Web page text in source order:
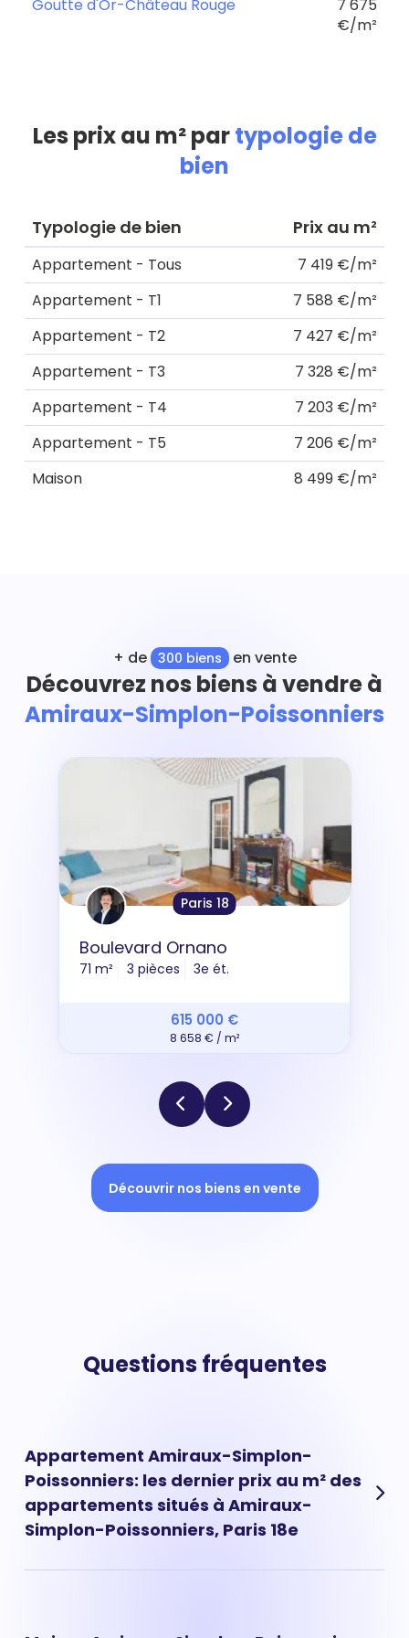
Goutte d'Or-Château Rouge
7 675
€/m²
Les prix au m² partypologie de
bien
Typologie de bien Prix au m²
Appartement - Tous
7 419 €/m²
Appartement - T1
7 588 €/m²
Appartement - T2
7 427 €/m²
Appartement - T3
7 328 €/m²
Appartement - T4
7 203 €/m²
Appartement - T5
7 206 €/m²
Maison
8 499 €/m²
+ de 300 biens en vente
Découvrez nos biens à vendre à
Amiraux-Simplon-Poissonniers
Paris 18
Boulevard Ornano
71 m² 3 pièces 3e ét.
615 000 €
8 658 € / m²
Découvrir nos biens en vente
Questions fréquentes
Appartement Amiraux-Simplon-
Poissonniers: les dernier prix au m² des
appartements situés à Amiraux-
Simplon-Poissonniers, Paris 18e